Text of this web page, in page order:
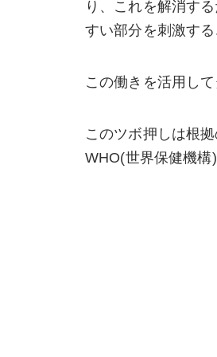
り、これを解消す
すい部分を刺激す
この働きを活用し
このツボ押しは根
WHO(世界保健機構